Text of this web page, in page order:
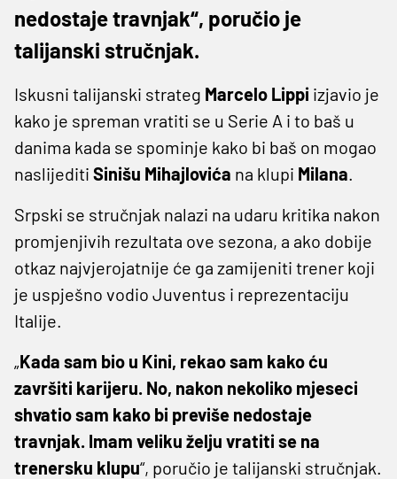
nedostaje travnjak“, poručio je
talijanski stručnjak.
Iskusni talijanski strateg Marcelo Lippi izjavio je
kako je spreman vratiti se u Serie A i to baš u
danima kada se spominje kako bi baš on mogao
naslijediti Sinišu Mihajlovića na klupi Milana.
Srpski se stručnjak nalazi na udaru kritika nakon
promjenjivih rezultata ove sezona, a ako dobije
otkaz najvjerojatnije će ga zamijeniti trener koji
je uspješno vodio Juventus i reprezentaciju
Italije.
„Kada sam bio u Kini, rekao sam kako ću
završiti karijeru. No, nakon nekoliko mjeseci
shvatio sam kako bi previše nedostaje
travnjak. Imam veliku želju vratiti se na
trenersku klupu“, poručio je talijanski stručnjak.